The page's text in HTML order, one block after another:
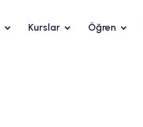
Kurslar Öğren